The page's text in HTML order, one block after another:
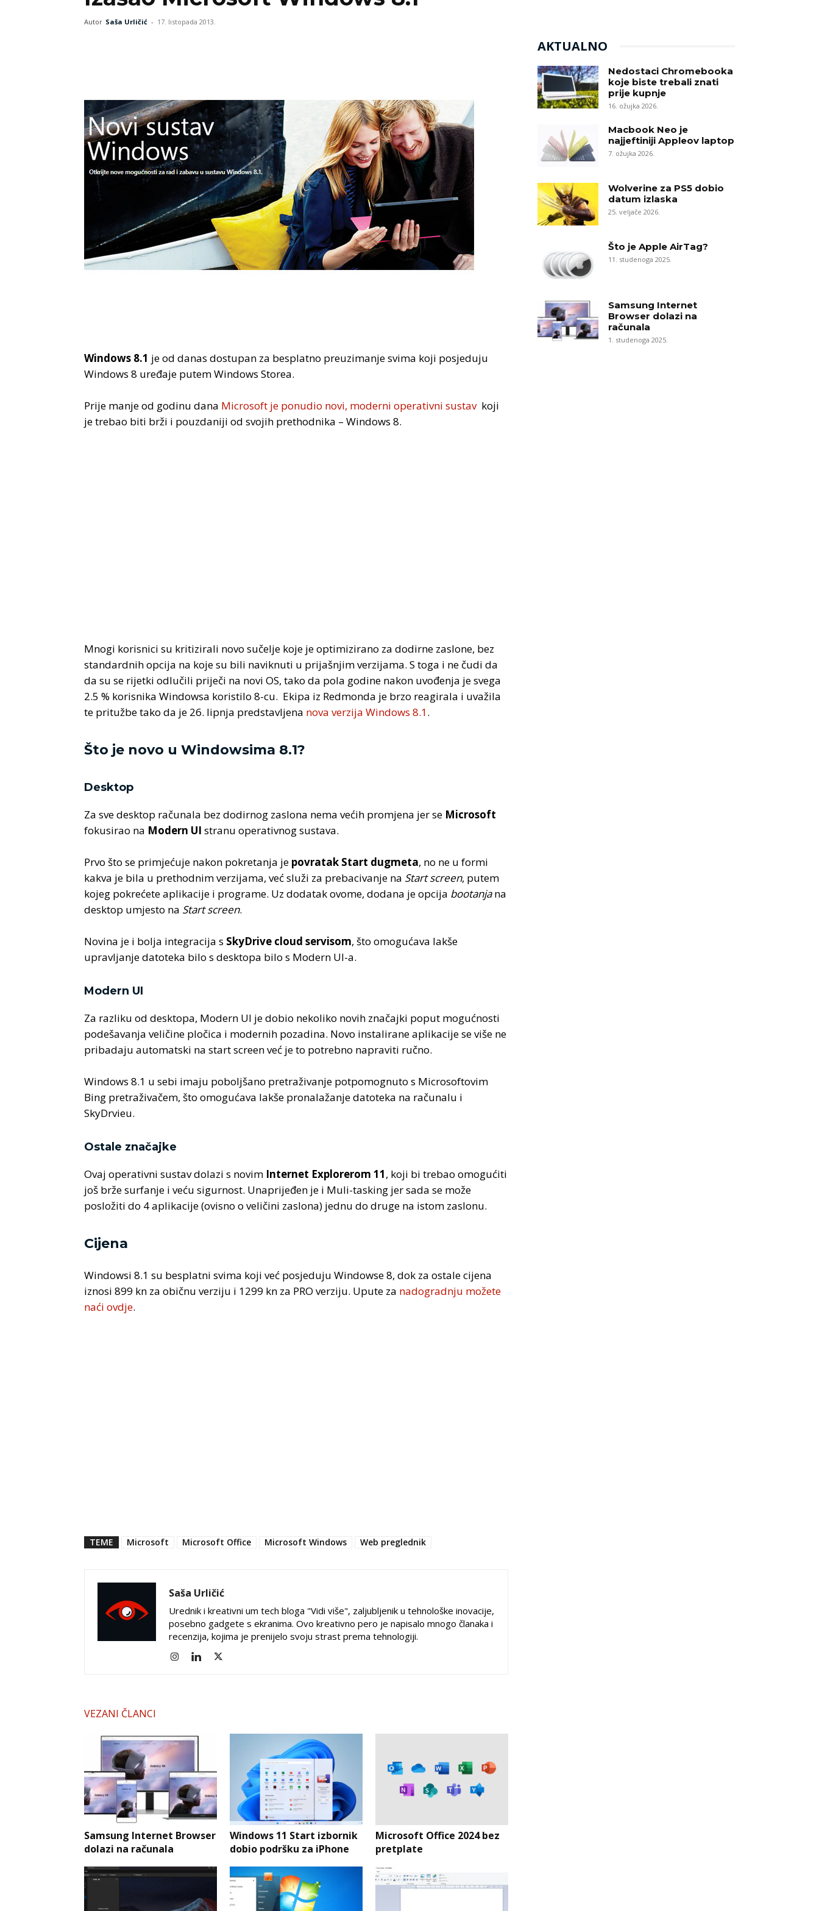
Autor Saša Urličić - 17. listopada 2013.
Windows 8.1 je od danas dostupan za besplatno preuzimanje svima koji posjeduju
Windows 8 uređaje putem Windows Storea.
Prije manje od godinu dana Microsoft je ponudio novi, moderni operativni sustavkoji
je trebao biti brži i pouzdaniji od svojih prethodnika – Windows 8.
Mnogi korisnici su kritizirali novo sučelje koje je optimizirano za dodirne zaslone, bez
standardnih opcija na koje su bili naviknuti u prijašnjim verzijama. S toga i ne čudi da
da su se rijetki odlučili priječi na novi OS, tako da pola godine nakon uvođenja je svega
2.5 % korisnika Windowsa koristilo 8-cu. Ekipa iz Redmonda je brzo reagirala i uvažila
te pritužbe tako da je 26. lipnja predstavljena nova verzija Windows 8.1.
Što je novo u Windowsima 8.1?
Desktop
Za sve desktop računala bez dodirnog zaslona nema većih promjena jer se Microsoft
fokusirao na Modern UI stranu operativnog sustava.
Prvo što se primjećuje nakon pokretanja je povratak Start dugmeta, no ne u formi
kakva je bila u prethodnim verzijama, već služi za prebacivanje na Start screen, putem
kojeg pokrećete aplikacije i programe. Uz dodatak ovome, dodana je opcija bootanjana
desktop umjesto na Start screen.
Novina je i bolja integracija s SkyDrive cloud servisom, što omogućava lakše
upravljanje datoteka bilo s desktopa bilo s Modern UI-a.
Modern UI
Za razliku od desktopa, Modern UI je dobio nekoliko novih značajki poput mogućnosti
podešavanja veličine pločica i modernih pozadina. Novo instalirane aplikacije se više ne
pribadaju automatski na start screen već je to potrebno napraviti ručno.
Windows 8.1 u sebi imaju poboljšano pretraživanje potpomognuto s Microsoftovim
Bing pretraživačem, što omogućava lakše pronalažanje datoteka na računalu i
SkyDrvieu.
Ostale značajke
Ovaj operativni sustav dolazi s novim Internet Explorerom 11, koji bi trebao omogućiti
još brže surfanje i veću sigurnost. Unaprijeđen je i Muli-tasking jer sada se može
posložiti do 4 aplikacije (ovisno o veličini zaslona) jednu do druge na istom zaslonu.
Cijena
Windowsi 8.1 su besplatni svima koji već posjeduju Windowse 8, dok za ostale cijena
iznosi 899 kn za običnu verziju i 1299 kn za PRO verziju. Upute za nadogradnju možete
naći ovdje.
TEME Microsoft Microsoft Office Microsoft Windows Web preglednik
Saša Urličić
Urednik i kreativni um tech bloga "Vidi više", zaljubljenik u tehnološke inovacije,
posebno gadgete s ekranima. Ovo kreativno pero je napisalo mnogo članaka i
recenzija, kojima je prenijelo svoju strast prema tehnologiji.
VEZANI ČLANCI
Samsung Internet Browser
dolazi na računala
Windows 11 Start izbornik
dobio podršku za iPhone
Microsoft Office 2024 bez
pretplate
AKTUALNO
Nedostaci Chromebooka
koje biste trebali znati
prije kupnje
16. ožujka 2026.
Macbook Neo je
najjeftiniji Appleov laptop
7. ožujka 2026.
Wolverine za PS5 dobio
datum izlaska
25. veljače 2026.
Što je Apple AirTag?
11. studenoga 2025.
Samsung Internet
Browser dolazi na
računala
1. studenoga 2025.